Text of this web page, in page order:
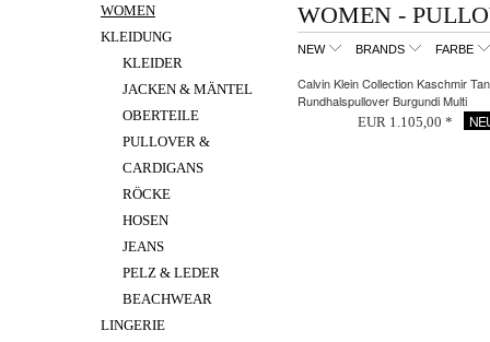
WOMEN
KLEIDUNG
KLEIDER
JACKEN & MÄNTEL
OBERTEILE
PULLOVER &
CARDIGANS
RÖCKE
HOSEN
JEANS
PELZ & LEDER
BEACHWEAR
LINGERIE
WOMEN -
NEW BRANDS FARBE
Calvin Klein Collection Kaschmir
Rundhalspullover Burgundi Multi
EUR 1.105,00 *